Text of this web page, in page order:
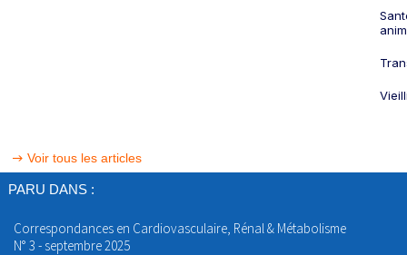
Voir tous les articles
PARU DANS :
Correspondances en Cardiovasculaire, Rénal & Métabolisme
N° 3 - septembre 2025